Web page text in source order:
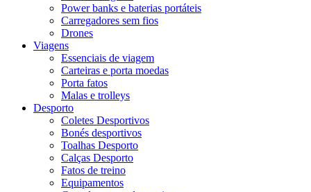
Power banks e baterias portáteis
Carregadores sem fios
Drones
Viagens
Essenciais de viagem
Carteiras e porta moedas
Porta fatos
Malas e trolleys
Desporto
Coletes Desportivos
Bonés desportivos
Toalhas Desporto
Calças Desporto
Fatos de treino
Equipamentos